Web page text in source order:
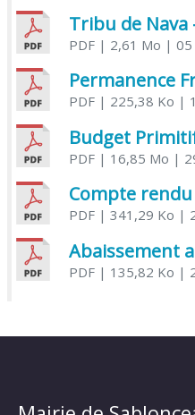
PDF| 2,61 Mo | 05
PDF| 225,38 Ko |
Budget
PDF| 16,85 Mo |
PDF| 341,29 Ko |
PDF| 135,82 Ko |